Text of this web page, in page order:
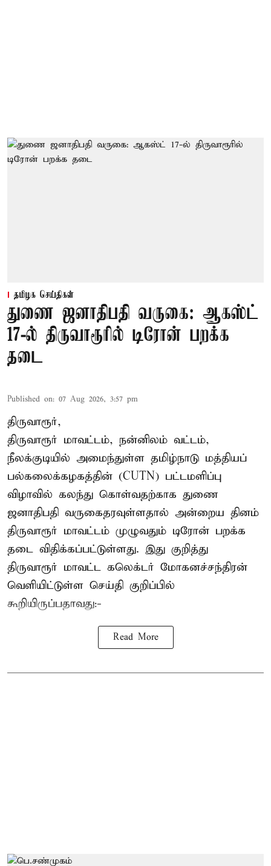
தமிழக செய்திகள்
துணை ஜனாதிபதி வருகை: ஆகஸ்ட்
17-ல் திருவாரூரில் டிரோன் பறக்க
தடை
Published on: 07 Aug 2026, 3:57 pm
திருவாரூர்,
திருவாரூர் மாவட்டம், நன்னிலம் வட்டம்,
நீலக்குடியில் அமைந்துள்ள தமிழ்நாடு மத்தியப்
பல்கலைக்கழகத்தின் (CUTN) பட்டமளிப்பு
விழாவில் கலந்து கொள்வதற்காக துணை
ஜனாதிபதி வருகைதரவுள்ளதால் அன்றைய தினம்
திருவாரூர் மாவட்டம் முழுவதும் டிரோன் பறக்க
தடை விதிக்கப்பட்டுள்ளது. இது குறித்து
திருவாரூர் மாவட்ட கலெக்டர் மோகனச்சந்திரன்
வெளியிட்டுள்ள செய்தி குறிப்பில்
கூறியிருப்பதாவது:-
Read More